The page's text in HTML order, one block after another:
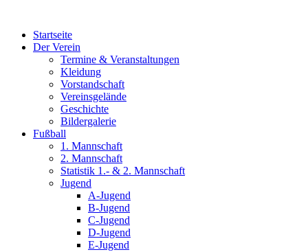
wechselnStartseite
Der Verein
Termine & Veranstaltungen
Kleidung
Vorstandschaft
Vereinsgelände
Geschichte
Bildergalerie
Fußball
1. Mannschaft
2. Mannschaft
Statistik 1.- & 2. Mannschaft
Jugend
A-Jugend
B-Jugend
C-Jugend
D-Jugend
E-Jugend